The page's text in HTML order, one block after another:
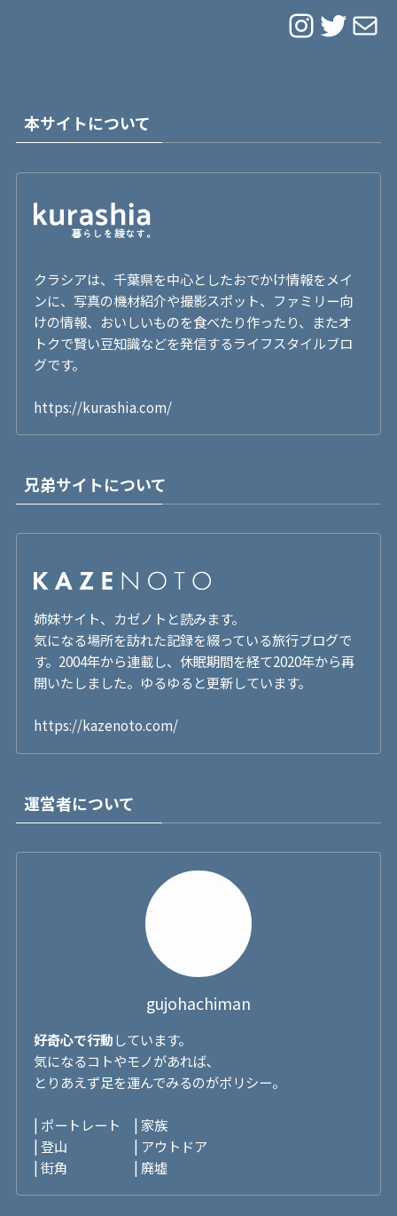
InstagramTwitter メール
本サイトについて
クラシアは、千葉県を中心としたおでかけ情報をメイ
ンに、写真の機材紹介や撮影スポット、ファミリー向
けの情報、おいしいものを食べたり作ったり、またオ
トクで賢い豆知識などを発信するライフスタイルブロ
グです。
https://kurashia.com/
兄弟サイトについて
姉妹サイト、カゼノトと読みます。
気になる場所を訪れた記録を綴っている旅行ブログで
す。2004年から連載し、休眠期間を経て2020年から再
開いたしました。ゆるゆると更新しています。
https://kazenoto.com/
運営者について
gujohachiman
好奇心で行動しています。
気になるコトやモノがあれば､
とりあえず足を運んでみるのがポリシー。
| ポートレート | 家族
| 登山 | アウトドア
| 街角 | 廃墟